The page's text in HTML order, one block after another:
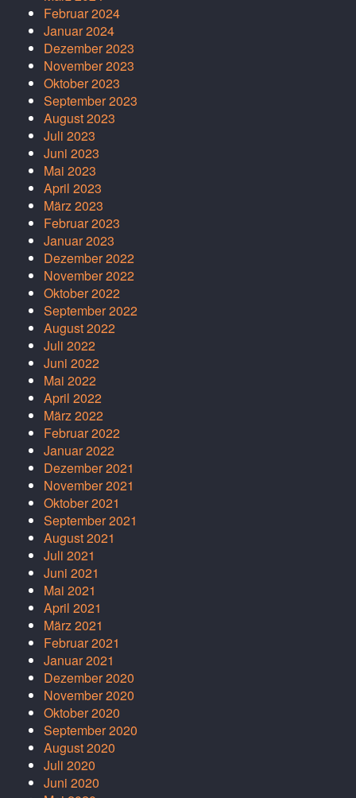
Februar 2024
Januar 2024
Dezember 2023
November 2023
Oktober 2023
September 2023
August 2023
Juli 2023
Juni 2023
Mai 2023
April 2023
März 2023
Februar 2023
Januar 2023
Dezember 2022
November 2022
Oktober 2022
September 2022
August 2022
Juli 2022
Juni 2022
Mai 2022
April 2022
März 2022
Februar 2022
Januar 2022
Dezember 2021
November 2021
Oktober 2021
September 2021
August 2021
Juli 2021
Juni 2021
Mai 2021
April 2021
März 2021
Februar 2021
Januar 2021
Dezember 2020
November 2020
Oktober 2020
September 2020
August 2020
Juli 2020
Juni 2020